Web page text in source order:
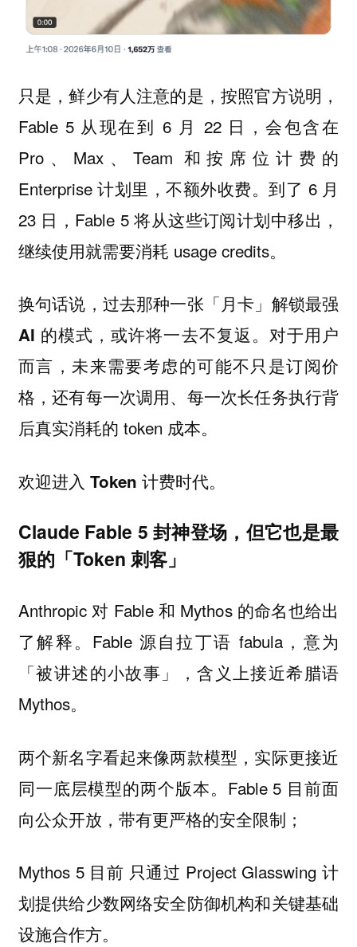
只是，鲜少有人注意的是，按照官方说明，
Fable 5 从现在到 6 月 22 日，会包含在
Pro、Max、Team 和按席位计费的
Enterprise 计划里，不额外收费。到了 6 月
23 日，Fable 5 将从这些订阅计划中移出，
继续使用就需要消耗 usage credits。
换句话说，过去那种一张「月卡」解锁最强
AI 的模式，或许将一去不复返。 对于用户
而言，未来需要考虑的可能不只是订阅价
格，还有每一次调用、每一次长任务执行背
后真实消耗的 token 成本。
欢迎进入 Token 计费时代。
Claude Fable 5 封神登场，但它也是最
狠的「Token 刺客」
Anthropic 对 Fable 和 Mythos 的命名也给出
了解释。Fable 源自拉丁语 fabula，意为
「被讲述的小故事」，含义上接近希腊语
Mythos。
两个新名字看起来像两款模型，实际更接近
同一底层模型的两个版本。Fable 5 目前面
向公众开放，带有更严格的安全限制；
Mythos 5 目前 只通过 Project Glasswing 计
划提供给少数网络安全防御机构和关键基础
设施合作方。